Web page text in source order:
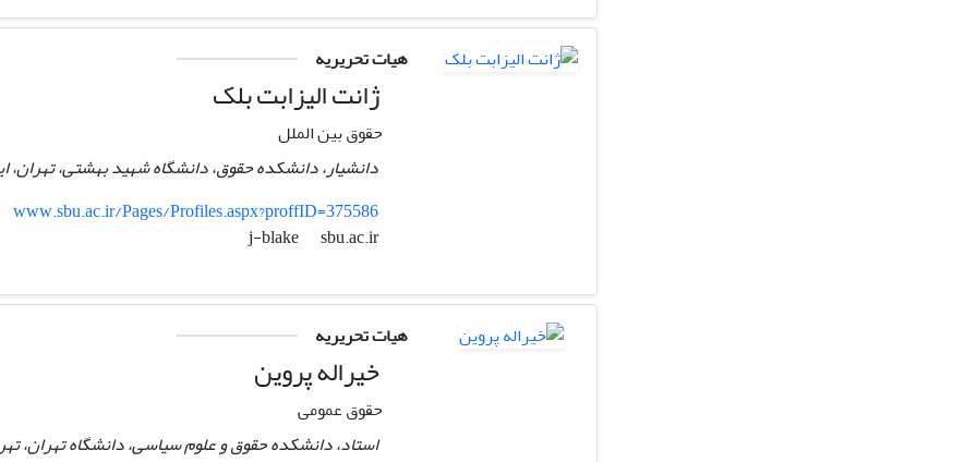
هیات تحریریه
ژانت الیزابت بلک
حقوق بین الملل
دانشیار، دانشکده حقوق، دانشگاه شهید بهشتی، تهران،
www.sbu.ac.ir/Pages/Profiles.aspx?proffID=375586
j-blake
sbu.ac.ir
هیات تحریریه
خیراله پروین
حقوق عمومی
استاد، دانشکده حقوق و علوم سیاسی، دانشگاه تهران،